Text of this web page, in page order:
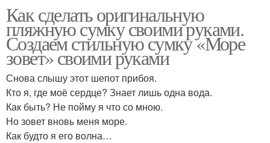
Как сделать оригинальную
пляжную сумку своими руками.
Создаем стильную сумку «Море
зовет» своими руками
Снова слышу этот шепот прибоя.
Кто я, где моё сердце? Знает лишь одна вода.
Как быть? Не пойму я что со мною.
Но зовет вновь меня море.
Как будто я его волна…